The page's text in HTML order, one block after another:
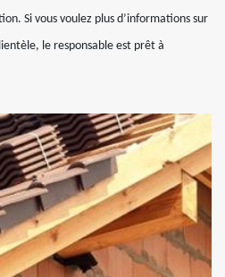
Si vous voulez plus d’informations sur
le responsable est prêt à